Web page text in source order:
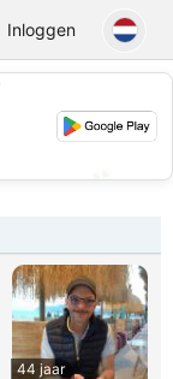
Inloggen
44 jaar